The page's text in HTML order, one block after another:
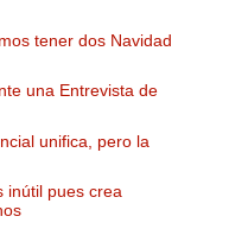
tener dos Navidad
una Entrevista de
unifica, pero la
inútil pues crea